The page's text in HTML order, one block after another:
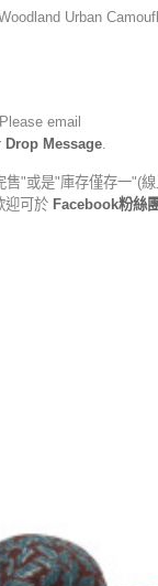
Urban
email
Drop Message
"或是"庫存僅存一"(
迎可於 Facebook粉絲